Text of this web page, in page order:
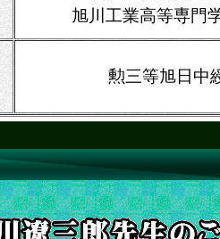
旭川工業高等専門
勲三等旭日中